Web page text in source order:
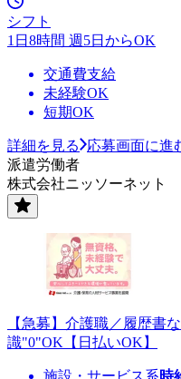
シフト
1日8時間 週5日からOK
交通費支給
未経験OK
短期OK
詳細を見る
応募画面に進
派遣労働者
株式会社ニッソーネット
【急募】介護職／履歴書
識"0"OK【日払いOK】
施設・サービス系時